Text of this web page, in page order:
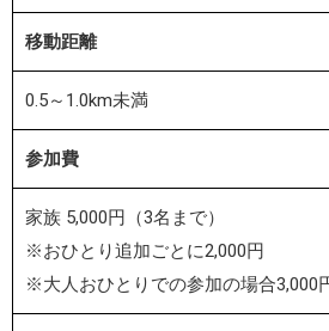
移動距離
0.5～1.0km未満
参加費
家族 5,000円（3名まで）
※おひとり追加ごとに2,000円
※大人おひとりでの参加の場合3,000